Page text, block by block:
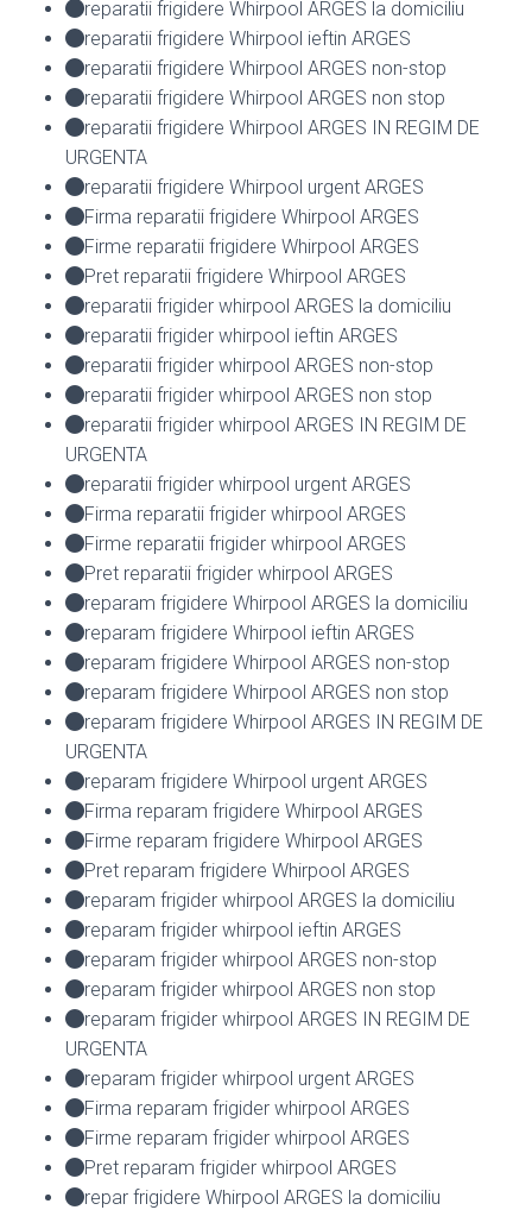
reparatii frigidere Whirpool ARGES la domiciliu
reparatii frigidere Whirpool ieftin ARGES
reparatii frigidere Whirpool ARGES non-stop
reparatii frigidere Whirpool ARGES non stop
reparatii frigidere Whirpool ARGES IN REGIM DE
URGENTA
reparatii frigidere Whirpool urgent ARGES
Firma reparatii frigidere Whirpool ARGES
Firme reparatii frigidere Whirpool ARGES
Pret reparatii frigidere Whirpool ARGES
reparatii frigider whirpool ARGES la domiciliu
reparatii frigider whirpool ieftin ARGES
reparatii frigider whirpool ARGES non-stop
reparatii frigider whirpool ARGES non stop
reparatii frigider whirpool ARGES IN REGIM DE
URGENTA
reparatii frigider whirpool urgent ARGES
Firma reparatii frigider whirpool ARGES
Firme reparatii frigider whirpool ARGES
Pret reparatii frigider whirpool ARGES
reparam frigidere Whirpool ARGES la domiciliu
reparam frigidere Whirpool ieftin ARGES
reparam frigidere Whirpool ARGES non-stop
reparam frigidere Whirpool ARGES non stop
reparam frigidere Whirpool ARGES IN REGIM DE
URGENTA
reparam frigidere Whirpool urgent ARGES
Firma reparam frigidere Whirpool ARGES
Firme reparam frigidere Whirpool ARGES
Pret reparam frigidere Whirpool ARGES
reparam frigider whirpool ARGES la domiciliu
reparam frigider whirpool ieftin ARGES
reparam frigider whirpool ARGES non-stop
reparam frigider whirpool ARGES non stop
reparam frigider whirpool ARGES IN REGIM DE
URGENTA
reparam frigider whirpool urgent ARGES
Firma reparam frigider whirpool ARGES
Firme reparam frigider whirpool ARGES
Pret reparam frigider whirpool ARGES
repar frigidere Whirpool ARGES la domiciliu